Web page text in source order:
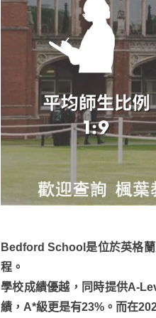
Bedford School是位於英格
程。
學校成績優越，同時提供A-
績，A*級更是有23%。而在